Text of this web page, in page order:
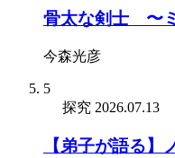
骨太な剣士 〜
今森光彦
5
探究 2026.07.13
【弟子が語る】